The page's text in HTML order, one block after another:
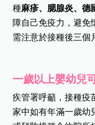
種麻疹、腮腺炎、德
障自己免疫力，避免
需注意於接種後三個
一歲以上嬰幼兒
疾管署呼籲，接種疫
家中如有年滿一歲幼